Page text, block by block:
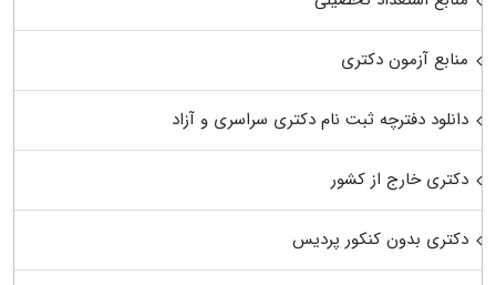
منابع آزمون دکتری
دانلود دفترچه ثبت نام دکتری سراسری و آزاد
دکتری خارج از کشور
دکتری بدون کنکور پردیس